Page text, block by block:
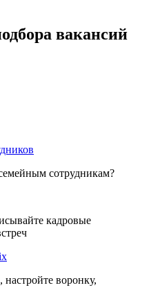
вакансий
сотрудникам?
кадровые
воронку,